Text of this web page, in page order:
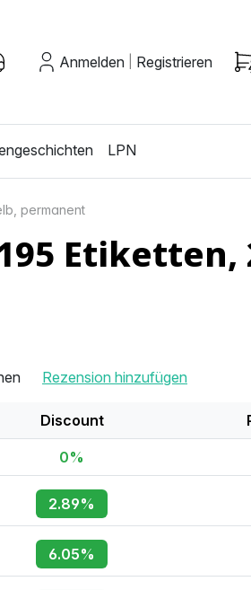
Anmelden Registrieren
LPN
permanent
Etiketten,
Rezension hinzufügen
Discount
0%
2.89%
6.05%